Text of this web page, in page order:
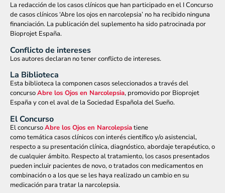
La redacción de los casos clínicos que han participado en el I Concurso
de casos clínicos ‘Abre los ojos en narcolepsia’ no ha recibido ninguna
financiación. La publicación del suplemento ha sido patrocinada por
Bioprojet España.
Conflicto de intereses
Los autores declaran no tener conflicto de intereses.
La Biblioteca
Esta biblioteca la componen casos seleccionados a través del
concursoAbre los Ojos en Narcolepsia, promovido por Bioprojet
España y con el aval de la Sociedad Española del Sueño.
El Concurso
El concursoAbre los Ojos en Narcolepsiatiene
como temática casos clínicos con interés científico y/o asistencial,
respecto a su presentación clínica, diagnóstico, abordaje terapéutico, o
de cualquier ámbito. Respecto al tratamiento, los casos presentados
pueden incluir pacientes de novo, o tratados con medicamentos en
combinación o a los que se les haya realizado un cambio en su
medicación para tratar la narcolepsia.